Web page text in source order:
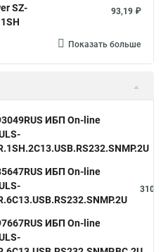
SZ-
93,19 ₽
Показать больше
ИБП On-line
ИБП On-line
ИБП On-line